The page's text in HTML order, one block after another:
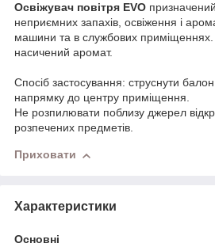
Освіжувач повітря EVO
неприємних запахів, освіження і
машини та в службових приміщеннях.
насичений аромат.
Спосіб застосування: струснути
напрямку до центру приміщення.
Не розпилювати поблизу джерел
розпечених предметів.
Приховати
Характеристики
Основні